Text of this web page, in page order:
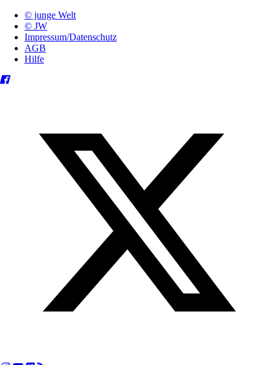
© junge Welt
© JW
Impressum/Datenschutz
AGB
Hilfe